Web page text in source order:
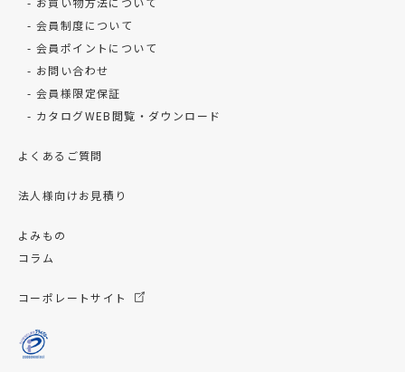
会員制度について
会員ポイントについて
お問い合わせ
会員様限定保証
カタログWEB閲覧・ダウンロード
よくあるご質問
法人様向けお見積り
よみもの
コラム
コーポレートサイト